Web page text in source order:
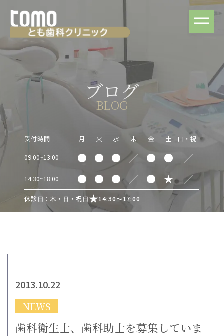
ブログ
BLOG
受付時間 月 火 水 木 金 土 日・祝
09:00~13:00 ● ● ● ／ ● ● ／
14:30~18:00 ● ● ● ／ ● ★ ／
休診日：木・日・祝日 14:30～17:00
2013.10.22
NEWS
歯科衛生士、歯科助士を募集していま